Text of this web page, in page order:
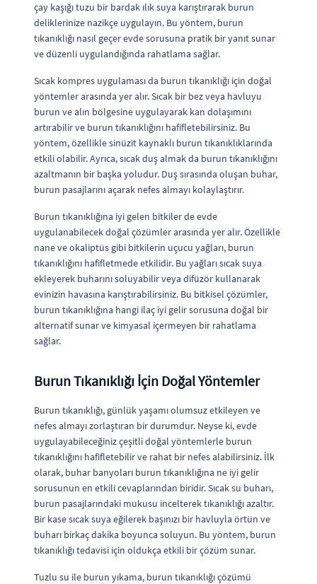
çay kaşığı tuzu bir bardak ılık suya karıştırarak burun
deliklerinize nazikçe uygulayın. Bu yöntem, burun
tıkanıklığı nasıl geçer evde sorusuna pratik bir yanıt sunar
ve düzenli uygulandığında rahatlama sağlar.
Sıcak kompres uygulaması da burun tıkanıklığı için doğal
yöntemler arasında yer alır. Sıcak bir bez veya havluyu
burun ve alın bölgesine uygulayarak kan dolaşımını
artırabilir ve burun tıkanıklığını hafifletebilirsiniz. Bu
yöntem, özellikle sinüzit kaynaklı burun tıkanıklıklarında
etkili olabilir. Ayrıca, sıcak duş almak da burun tıkanıklığını
azaltmanın bir başka yoludur. Duş sırasında oluşan buhar,
burun pasajlarını açarak nefes almayı kolaylaştırır.
Burun tıkanıklığına iyi gelen bitkiler de evde
uygulanabilecek doğal çözümler arasında yer alır. Özellikle
nane ve okaliptüs gibi bitkilerin uçucu yağları, burun
tıkanıklığını hafifletmede etkilidir. Bu yağları sıcak suya
ekleyerek buharını soluyabilir veya difüzör kullanarak
evinizin havasına karıştırabilirsiniz. Bu bitkisel çözümler,
burun tıkanıklığına hangi ilaç iyi gelir sorusuna doğal bir
alternatif sunar ve kimyasal içermeyen bir rahatlama
sağlar.
Burun Tıkanıklığı İçin Doğal Yöntemler
Burun tıkanıklığı, günlük yaşamı olumsuz etkileyen ve
nefes almayı zorlaştıran bir durumdur. Neyse ki, evde
uygulayabileceğiniz çeşitli doğal yöntemlerle burun
tıkanıklığını hafifletebilir ve rahat bir nefes alabilirsiniz. İlk
olarak, buhar banyoları burun tıkanıklığına ne iyi gelir
sorusunun en etkili cevaplarından biridir. Sıcak su buharı,
burun pasajlarındaki mukusu incelterek tıkanıklığı azaltır.
Bir kase sıcak suya eğilerek başınızı bir havluyla örtün ve
buharı birkaç dakika boyunca soluyun. Bu yöntem, burun
tıkanıklığı tedavisi için oldukça etkili bir çözüm sunar.
Tuzlu su ile burun yıkama, burun tıkanıklığı çözümü